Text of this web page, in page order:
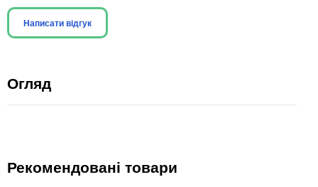
Написати відгук
Огляд
Рекомендовані товари